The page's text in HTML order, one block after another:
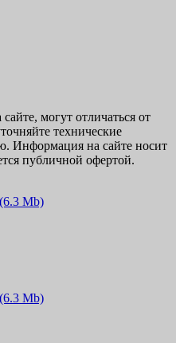
могут отличаться от
технические
Информация на сайте носит
публичной офертой.
(6.3 Mb)
(6.3 Mb)